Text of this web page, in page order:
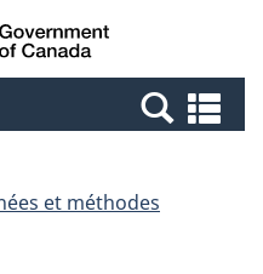
Passer
au
Passer
à
Canada
et
et méthodes